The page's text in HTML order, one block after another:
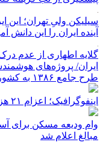
آینده ایران را این دانش
گلایه اطهاری از عدم
ایران/ پروژه‌های
طرح جامع ۱۳۸۶ به کشور آسیب زد
اینفوگرافیک؛ اعزام ۲۱ هزار زائر اربعین از آذربایجان‌شرقی
وام ودیعه مسکن برای
مبالغ اعلام شد